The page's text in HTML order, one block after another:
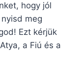
hogy jól
meg
Ezt kérjük
a Fiú és a